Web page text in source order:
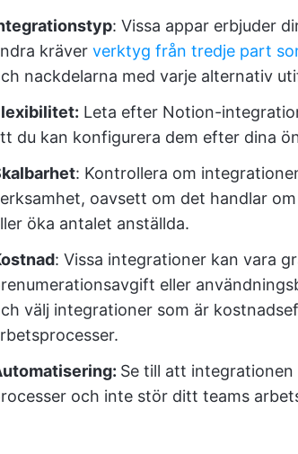
: Vissa appar erbjuder
kräver verktyg från tredje part
nackdelarna med varje alternativ
Leta efter Notion-
du kan konfigurera dem efter dina
: Kontrollera om
oavsett om det handlar
öka antalet anställda.
: Vissa integrationer kan vara
eller
välj integrationer som är
Se till att
och inte stör ditt teams